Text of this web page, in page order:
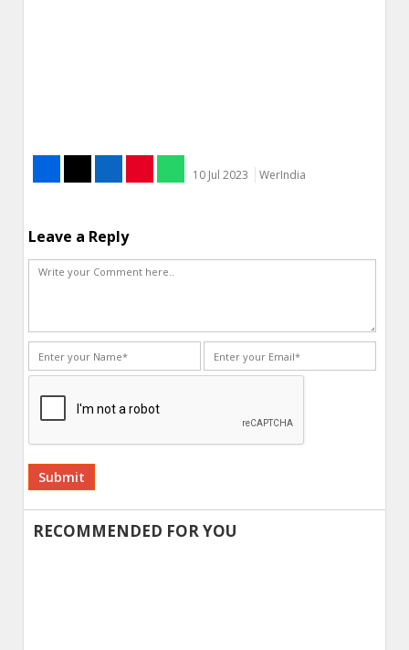
10 Jul 2023 WerIndia
Leave a Reply
Alternative:
RECOMMENDED FOR YOU